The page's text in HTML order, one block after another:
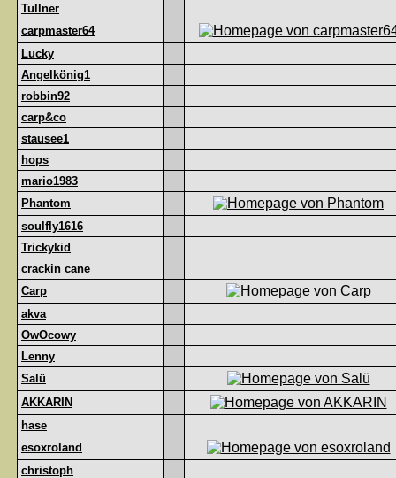
Tullner
carpmaster64
Lucky
Angelkönig1
robbin92
carp&co
stausee1
hops
mario1983
Phantom
soulfly1616
Trickykid
crackin cane
Carp
akva
OwOcowy
Lenny
Salü
AKKARIN
hase
esoxroland
christoph